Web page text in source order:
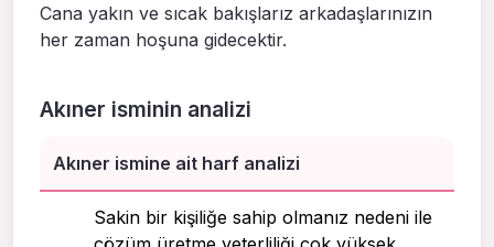
Cana yakın ve sıcak bakışlarız arkadaşlarınızın
her zaman hoşuna gidecektir.
Akıner isminin analizi
Akıner ismine ait harf analizi
Sakin bir kişiliğe sahip olmanız nedeni ile